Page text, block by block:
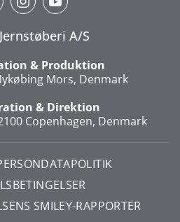
A/S
& Produktion
Mors, Denmark
& Direktion
Copenhagen, Denmark
SMILEY-RAPPORTER